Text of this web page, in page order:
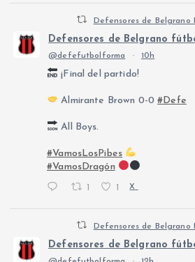
Defensores de Belgrano
Defensores de Belgrano
@defefutbolforma · 10h
¡Final del partido!
Almirante Brown 0-0#Defe
All Boys.
#VamosLosPibes
#VamosDragón
X
Defensores de Belgrano
Defensores de Belgrano